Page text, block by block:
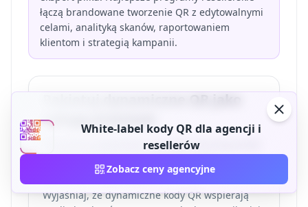
łączą brandowane tworzenie QR z edytowalnymi
celami, analityką skanów, raportowaniem
klientom i strategią kampanii.
usługę premium
Pozycjonuj edytowalne cele jako ochronę przed
opakowań i oznakowania.
Wyjaśniaj, że dynamiczne kody QR wspierają
White-label kody QR dla agencji i
resellerów
Zobacz ceny agencyjne